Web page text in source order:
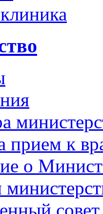
прием к
о
совет